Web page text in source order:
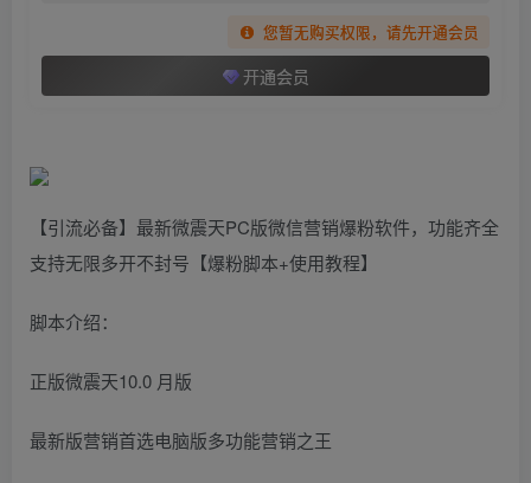
您暂无购买权限，请先开通会员
开通会员
【引流必备】最新微震天PC版微信营销爆粉软件，功能齐全
支持无限多开不封号【爆粉脚本+使用教程】
脚本介绍：
正版微震天10.0 月版
最新版营销首选电脑版多功能营销之王